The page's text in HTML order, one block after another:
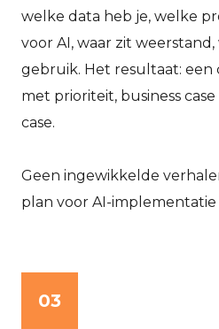
welke data heb je, welke
voor AI, waar zit
gebruik. Het resultaat: een
met prioriteit, business
case.
Geen ingewikkelde
plan voor AI-implementatie
03